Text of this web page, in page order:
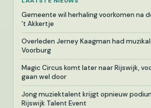
Gemeente wil herhaling voorkomen na
’t Akkertje
Overleden Jerney Kaagman had
Voorburg
Magic Circus komt later naar Rijswijk,
gaan wel door
Jong muziektalent krijgt opnieuw
Rijswijk Talent Event